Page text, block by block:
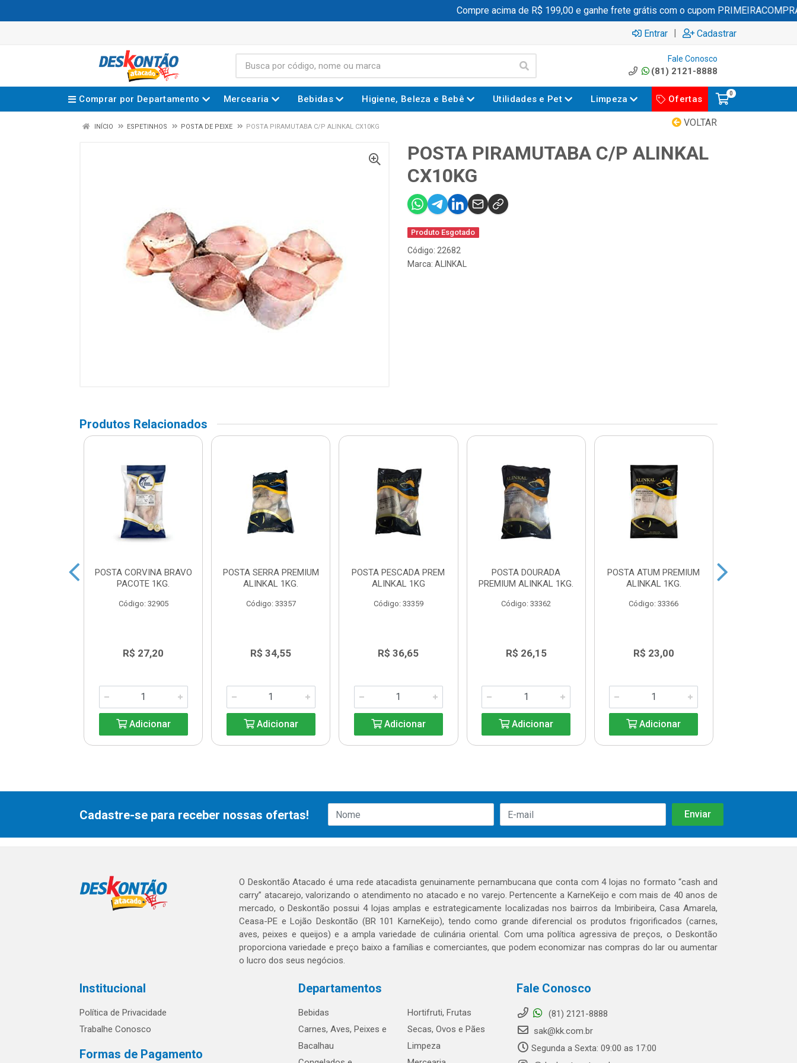
Compre acima de R$ 199,00 e ganhe frete grátis com o cupom PRIMEIRACOMPRA
Entrar | Cadastrar
Fale Conosco
(81) 2121-8888
Comprar por Departamento Mercearia Bebidas Higiene, Beleza e Bebê Utilidades e Pet Limpeza Ofertas
0
VOLTAR
INÍCIO ESPETINHOS POSTA DE PEIXE POSTA PIRAMUTABA C/P ALINKAL CX10KG
POSTA PIRAMUTABA C/P ALINKAL
CX10KG
Produto Esgotado
Código: 22682
Marca: ALINKAL
Produtos Relacionados
POSTA CORVINA BRAVO
PACOTE 1KG.
Código: 32905
R$ 27,20
Adicionar
POSTA SERRA PREMIUM
ALINKAL 1KG.
Código: 33357
R$ 34,55
Adicionar
POSTA PESCADA PREM
ALINKAL 1KG
Código: 33359
R$ 36,65
Adicionar
POSTA DOURADA
PREMIUM ALINKAL 1KG.
Código: 33362
R$ 26,15
Adicionar
POSTA ATUM PREMIUM
ALINKAL 1KG.
Código: 33366
R$ 23,00
Adicionar
Cadastre-se para receber nossas ofertas!
O Deskontão Atacado é uma rede atacadista genuinamente pernambucana que conta com 4 lojas no formato “cash and
carry” atacarejo, valorizando o atendimento no atacado e no varejo. Pertencente a KarneKeijo e com mais de 40 anos de
mercado, o Deskontão possui 4 lojas amplas e estrategicamente localizadas nos bairros da Imbiribeira, Casa Amarela,
Ceasa-PE e Lojão Deskontão (BR 101 KarneKeijo), tendo como grande diferencial os produtos frigorificados (carnes,
aves, peixes e queijos) e a ampla variedade de culinária oriental. Com uma política agressiva de preços, o Deskontão
proporciona variedade e preço baixo a famílias e comerciantes, que podem economizar nas compras do lar ou aumentar
o lucro dos seus negócios.
Institucional
Política de Privacidade
Trabalhe Conosco
Formas de Pagamento
Departamentos
Bebidas
Carnes, Aves, Peixes e
Bacalhau
Hortifruti, Frutas
Secas, Ovos e Pães
Limpeza
Fale Conosco
(81) 2121-8888
sak@kk.com.br
Segunda a Sexta: 09:00 as 17:00